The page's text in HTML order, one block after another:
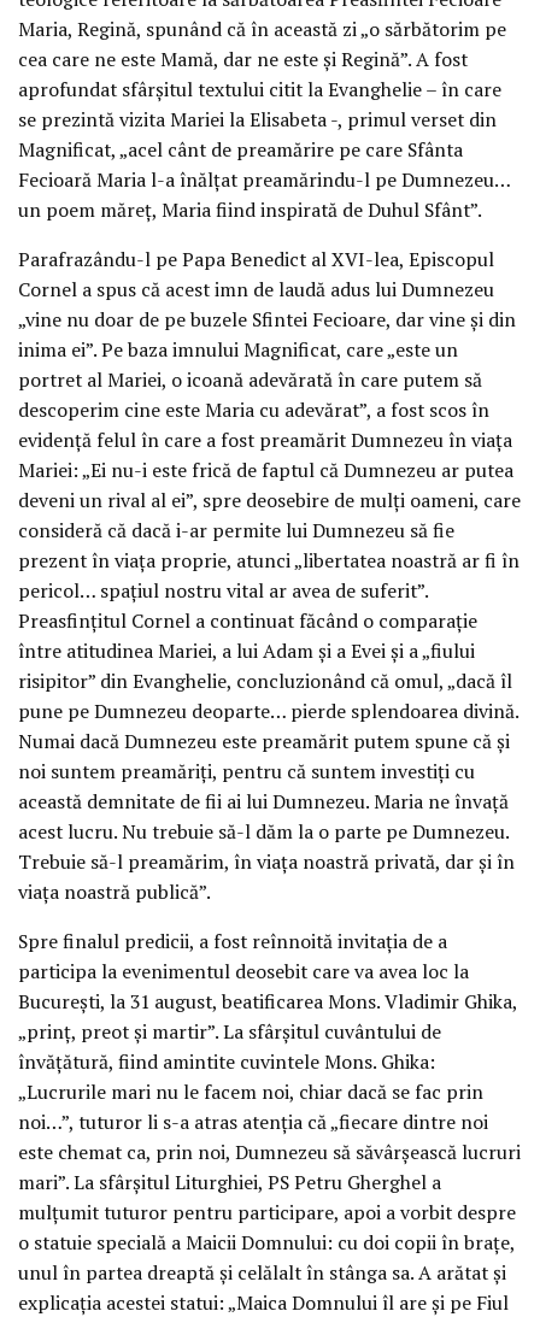
Maria, Regină, spunând că în această zi „o sărbătorim pe
cea care ne este Mamă, dar ne este şi Regină”. A fost
aprofundat sfârşitul textului citit la Evanghelie – în care
se prezintă vizita Mariei la Elisabeta -, primul verset din
Magnificat, „acel cânt de preamărire pe care Sfânta
Fecioară Maria l-a înălţat preamărindu-l pe Dumnezeu…
un poem măreţ, Maria fiind inspirată de Duhul Sfânt”.
Parafrazându-l pe Papa Benedict al XVI-lea, Episcopul
Cornel a spus că acest imn de laudă adus lui Dumnezeu
„vine nu doar de pe buzele Sfintei Fecioare, dar vine şi din
inima ei”. Pe baza imnului Magnificat, care „este un
portret al Mariei, o icoană adevărată în care putem să
descoperim cine este Maria cu adevărat”, a fost scos în
evidenţă felul în care a fost preamărit Dumnezeu în viaţa
Mariei: „Ei nu-i este frică de faptul că Dumnezeu ar putea
deveni un rival al ei”, spre deosebire de mulţi oameni, care
consideră că dacă i-ar permite lui Dumnezeu să fie
prezent în viaţa proprie, atunci „libertatea noastră ar fi în
pericol… spaţiul nostru vital ar avea de suferit”.
Preasfinţitul Cornel a continuat făcând o comparaţie
între atitudinea Mariei, a lui Adam şi a Evei şi a „fiului
risipitor” din Evanghelie, concluzionând că omul, „dacă îl
pune pe Dumnezeu deoparte… pierde splendoarea divină.
Numai dacă Dumnezeu este preamărit putem spune că şi
noi suntem preamăriţi, pentru că suntem investiţi cu
această demnitate de fii ai lui Dumnezeu. Maria ne învaţă
acest lucru. Nu trebuie să-l dăm la o parte pe Dumnezeu.
Trebuie să-l preamărim, în viaţa noastră privată, dar şi în
viaţa noastră publică”.
Spre finalul predicii, a fost reînnoită invitaţia de a
participa la evenimentul deosebit care va avea loc la
Bucureşti, la 31 august, beatificarea Mons. Vladimir Ghika,
„prinţ, preot şi martir”. La sfârşitul cuvântului de
învăţătură, fiind amintite cuvintele Mons. Ghika:
„Lucrurile mari nu le facem noi, chiar dacă se fac prin
noi…”, tuturor li s-a atras atenţia că „fiecare dintre noi
este chemat ca, prin noi, Dumnezeu să săvârşească lucruri
mari”. La sfârşitul Liturghiei, PS Petru Gherghel a
mulţumit tuturor pentru participare, apoi a vorbit despre
o statuie specială a Maicii Domnului: cu doi copii în braţe,
unul în partea dreaptă şi celălalt în stânga sa. A arătat şi
explicaţia acestei statui: „Maica Domnului îl are şi pe Fiul